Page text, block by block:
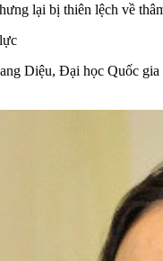
lại bị thiên lệch về
Diệu, Đại học Quốc